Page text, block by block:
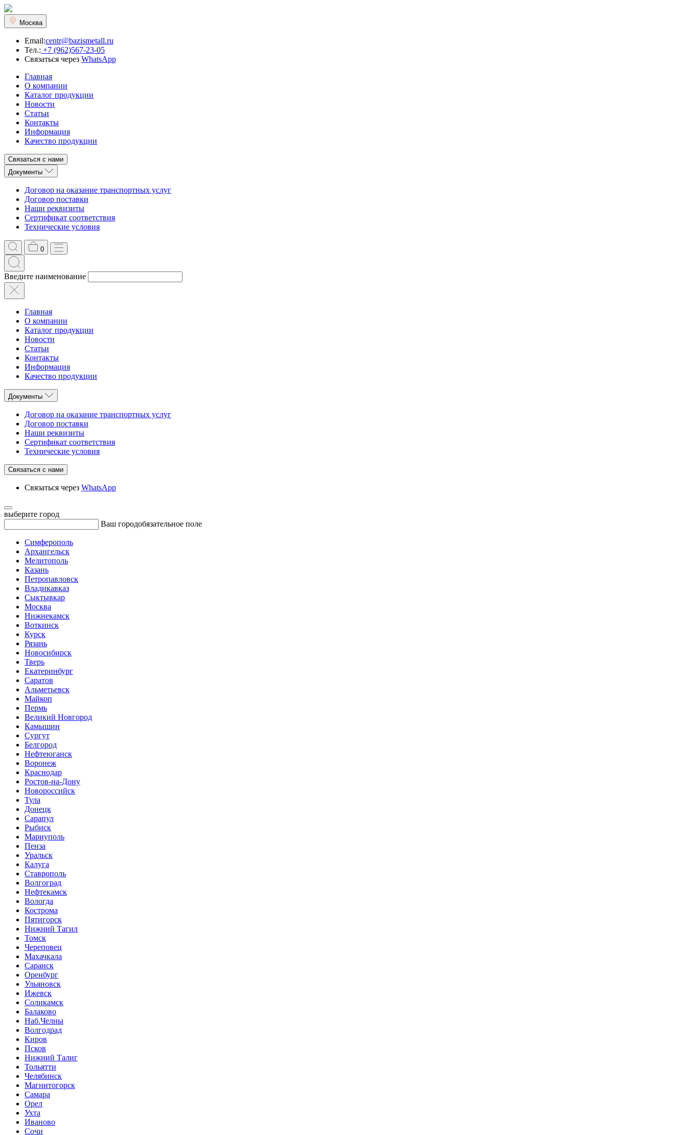
Москва
Email:centr@bazismetall.ru
Тел.: +7 (962)567-23-05
Связаться через WhatsApp
Главная
О компании
Каталог продукции
Новости
Статьи
Контакты
Информация
Качество продукции
Связаться с нами
Документы
Договор на оказание транспортных услуг
Договор поставки
Наши реквизиты
Сертификат соответствия
Технические условия
0
Введите наименование
Главная
О компании
Каталог продукции
Новости
Статьи
Контакты
Информация
Качество продукции
Документы
Договор на оказание транспортных услуг
Договор поставки
Наши реквизиты
Сертификат соответствия
Технические условия
Связаться с нами
Связаться через WhatsApp
выберите город
Ваш городобязательное поле
Симферополь
Архангельск
Мелитополь
Казань
Петропавловск
Владикавказ
Сыктывкар
Москва
Нижнекамск
Воткинск
Курск
Рязань
Новосибирск
Тверь
Екатеринбург
Саратов
Альметьевск
Майкоп
Пермь
Великий Новгород
Камышин
Сургут
Белгород
Нефтеюганск
Воронеж
Краснодар
Ростов-на-Дону
Новороссийск
Тула
Донецк
Сарапул
Рыбиск
Мариуполь
Пенза
Уральск
Калуга
Ставрополь
Волгоград
Нефтекамск
Вологда
Кострома
Пятигорск
Нижний Тагил
Томск
Череповец
Махачкала
Саранск
Оренбург
Ульяновск
Ижевск
Соликамск
Балаково
Наб.Челны
Волгодрад
Киров
Псков
Нижний Талиг
Тольятти
Челябинск
Магнитогорск
Самара
Орел
Ухта
Иваново
Сочи